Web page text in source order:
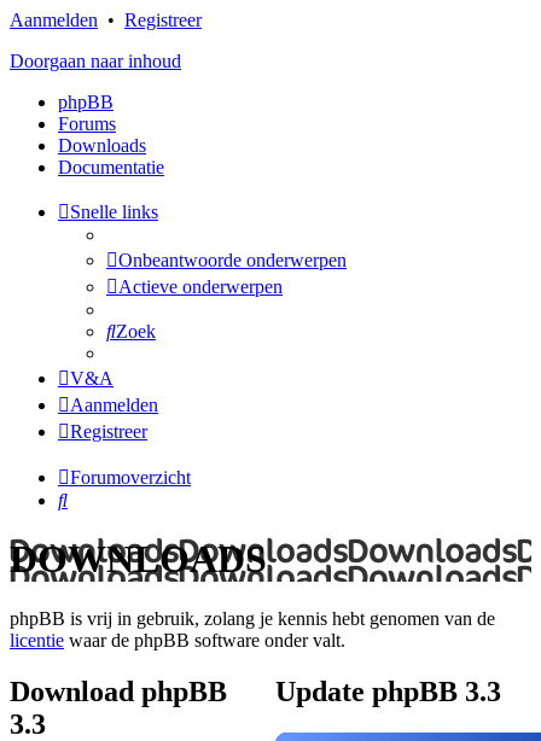
Aanmelden • Registreer
Doorgaan naar inhoud
phpBB
Forums
Downloads
Documentatie
Snelle links
Onbeantwoorde onderwerpen
Actieve onderwerpen
Zoek
V&A
Aanmelden
Registreer
Forumoverzicht
Zoek
DOWNLOADS
phpBB is vrij in gebruik, zolang je kennis hebt genomen van de
licentie waar de phpBB software onder valt.
Download phpBB
3.3
Update phpBB 3.3